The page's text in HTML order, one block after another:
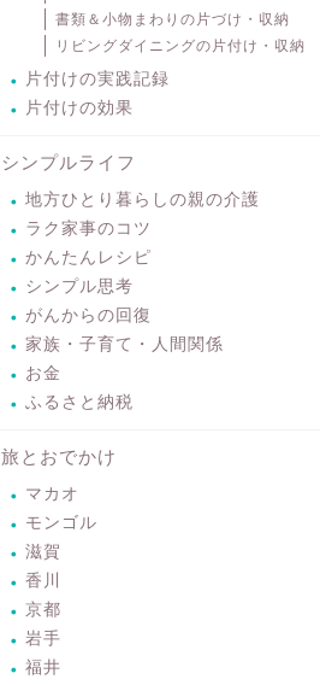
書類＆小物まわりの片づけ・収納
リビングダイニングの片付け・収納
片付けの実践記録
片付けの効果
シンプルライフ
地方ひとり暮らしの親の介護
ラク家事のコツ
かんたんレシピ
シンプル思考
がんからの回復
家族・子育て・人間関係
お金
ふるさと納税
旅とおでかけ
マカオ
モンゴル
滋賀
香川
京都
岩手
福井